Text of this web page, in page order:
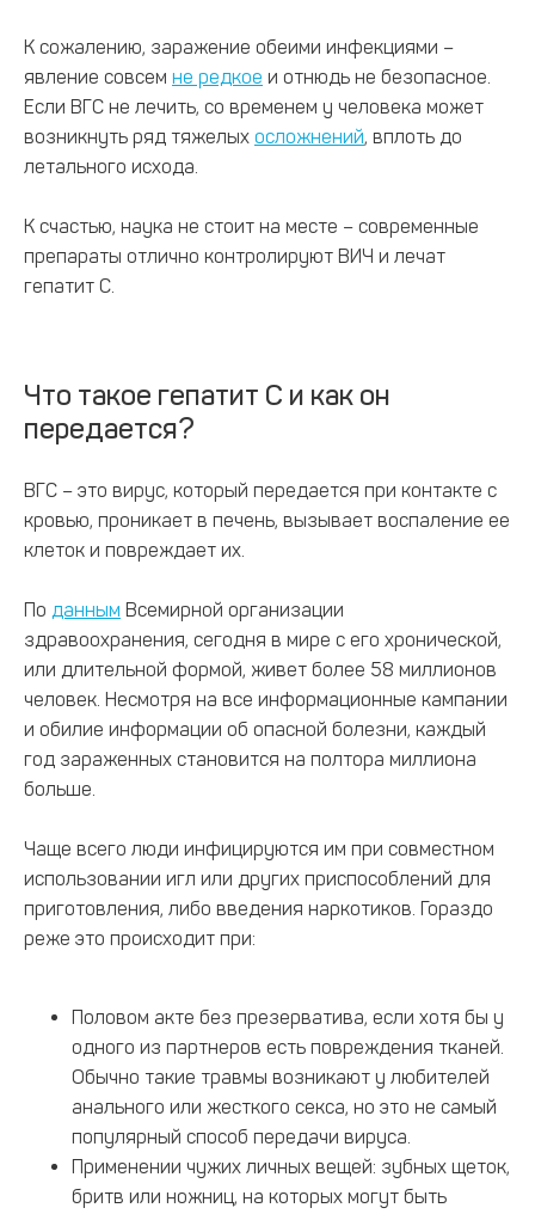
К сожалению, заражение обеими инфекциями –
явление совсем не редкое и отнюдь не безопасное.
Если ВГС не лечить, со временем у человека может
возникнуть ряд тяжелых осложнений, вплоть до
летального исхода.
К счастью, наука не стоит на месте – современные
препараты отлично контролируют ВИЧ и лечат
гепатит С.
Что такое гепатит С и как он
передается?
ВГС – это вирус, который передается при контакте с
кровью, проникает в печень, вызывает воспаление ее
клеток и повреждает их.
По данным Всемирной организации
здравоохранения, сегодня в мире с его хронической,
или длительной формой, живет более 58 миллионов
человек. Несмотря на все информационные кампании
и обилие информации об опасной болезни, каждый
год зараженных становится на полтора миллиона
больше.
Чаще всего люди инфицируются им при совместном
использовании игл или других приспособлений для
приготовления, либо введения наркотиков. Гораздо
реже это происходит при:
Половом акте без презерватива, если хотя бы у
одного из партнеров есть повреждения тканей.
Обычно такие травмы возникают у любителей
анального или жесткого секса, но это не самый
популярный способ передачи вируса.
Применении чужих личных вещей: зубных щеток,
бритв или ножниц, на которых могут быть